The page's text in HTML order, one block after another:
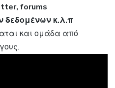
forums
δεδομένων κ.λ.π
και ομάδα από